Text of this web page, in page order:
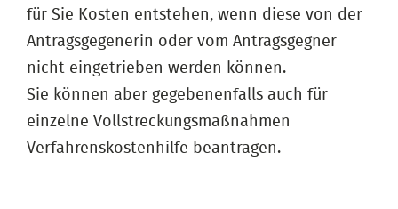
für Sie Kosten entstehen, wenn diese von der
Antragsgegenerin oder vom Antragsgegner
nicht eingetrieben werden können.
Sie können aber gegebenenfalls auch für
einzelne Vollstreckungsmaßnahmen
Verfahrenskostenhilfe beantragen.